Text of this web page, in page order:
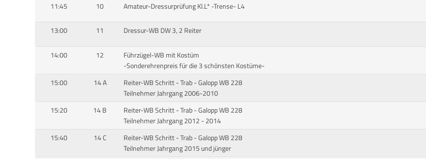
11:45 10 Amateur-Dressurprüfung Kl.L* -Trense- L4
13:00 11 Dressur-WB DW 3, 2 Reiter
14:00 12
Führzügel-WB mit Kostüm
-Sonderehrenpreis für die 3 schönsten Kostüme-
15:00 14 A
Reiter-WB Schritt - Trab - Galopp WB 228
Teilnehmer Jahrgang 2006-2010
15:20 14 B
Reiter-WB Schritt - Trab - Galopp WB 228
Teilnehmer Jahrgang 2012 - 2014
15:40 14 C
Reiter-WB Schritt - Trab - Galopp WB 228
Teilnehmer Jahrgang 2015 und jünger